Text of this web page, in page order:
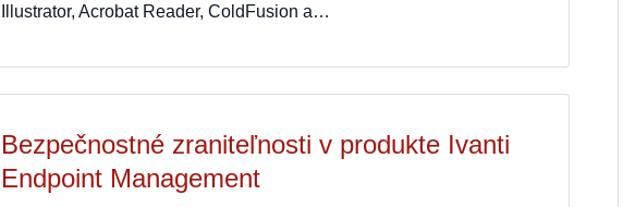
Illustrator, Acrobat Reader, ColdFusion a…
Bezpečnostné zraniteľnosti v produkte Ivanti
Endpoint Management